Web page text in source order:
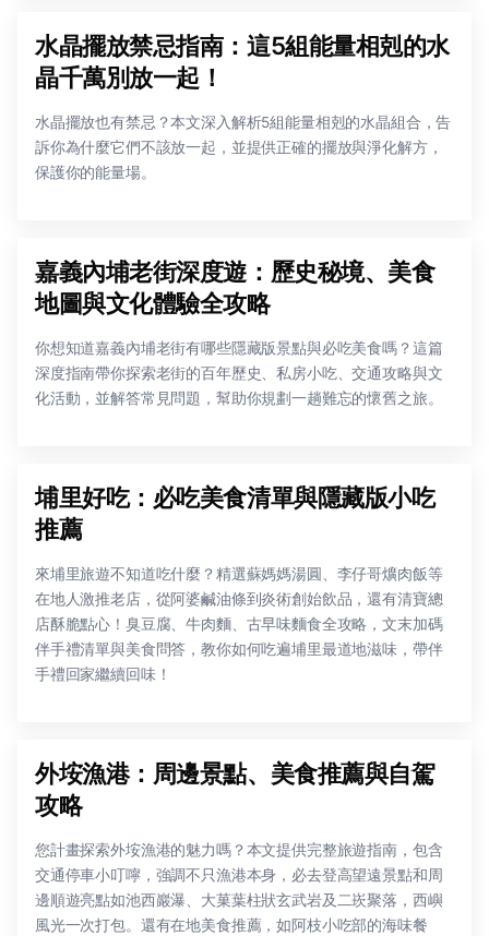
水晶擺放禁忌指南：這5組能量相剋的水
晶千萬別放一起！
水晶擺放也有禁忌？本文深入解析5組能量相剋的水晶組合，告
訴你為什麼它們不該放一起，並提供正確的擺放與淨化解方，
保護你的能量場。
嘉義內埔老街深度遊：歷史秘境、美食
地圖與文化體驗全攻略
你想知道嘉義內埔老街有哪些隱藏版景點與必吃美食嗎？這篇
深度指南帶你探索老街的百年歷史、私房小吃、交通攻略與文
化活動，並解答常見問題，幫助你規劃一趟難忘的懷舊之旅。
埔里好吃：必吃美食清單與隱藏版小吃
推薦
來埔里旅遊不知道吃什麼？精選蘇媽媽湯圓、李仔哥爌肉飯等
在地人激推老店，從阿婆鹹油條到炎術創始飲品，還有清寶總
店酥脆點心！臭豆腐、牛肉麵、古早味麵食全攻略，文末加碼
伴手禮清單與美食問答，教你如何吃遍埔里最道地滋味，帶伴
手禮回家繼續回味！
外垵漁港：周邊景點、美食推薦與自駕
攻略
您計畫探索外垵漁港的魅力嗎？本文提供完整旅遊指南，包含
交通停車小叮嚀，強調不只漁港本身，必去登高望遠景點和周
邊順遊亮點如池西巖瀑、大菓葉柱狀玄武岩及二崁聚落，西嶼
風光一次打包。還有在地美食推薦，如阿枝小吃部的海味餐